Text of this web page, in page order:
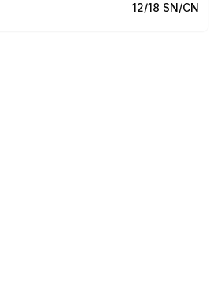
12/18 SN/CN